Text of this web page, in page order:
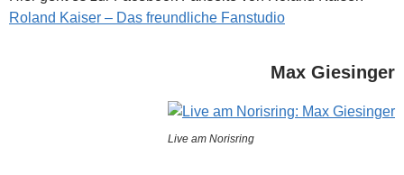
Roland Kaiser – Das freundliche Fanstudio
Max Giesinger
Live am Norisring